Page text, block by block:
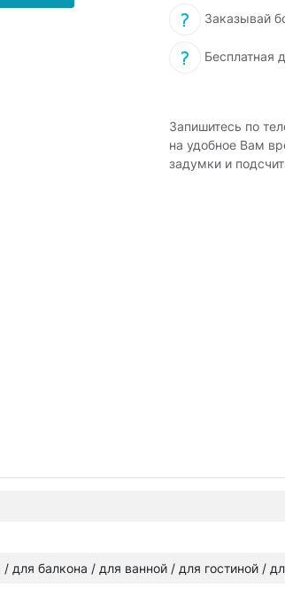
Заказывай
Бесплатная
Запишитесь по
на удобное Вам
задумки и
для балкона / для ванной / для гостиной /